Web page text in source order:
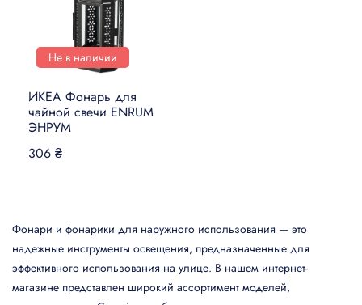
Не в наличии
ИКЕА Фонарь для
чайной свечи ENRUM
ЭНРУМ
306 ₴
Фонари и фонарики для наружного использования — это
надежные инструменты освещения, предназначенные для
эффективного использования на улице. В нашем интернет-
магазине представлен широкий ассортимент моделей,